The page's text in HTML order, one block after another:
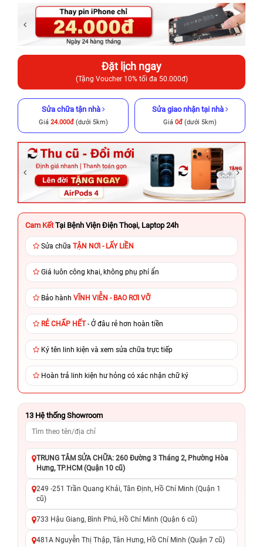
Đặt lịch ngay
(Tặng Voucher 10% tối đa 50.000đ)
Sửa chữa tận nhà
Giá 24.000đ(dưới 5km)
Sửa giao nhận tại nhà
Giá 0đ (dưới 5km)
Cam Kết Tại Bệnh Viện Điện Thoại, Laptop 24h
Sửa chữa TẬN NƠI - LẤY LIỀN
Giá luôn công khai, không phụ phí ẩn
Bảo hành VĨNH VIỄN - BAO RƠI VỠ
RẺ CHẤP HẾT- Ở đâu rẻ hơn hoàn tiền
Ký tên linh kiện và xem sửa chữa trực tiếp
Hoàn trả linh kiện hư hỏng có xác nhận chữ ký
13 Hệ thống Showroom
TRUNG TÂM SỬA CHỮA: 260 Đường 3 Tháng 2, Phường Hòa
Hưng, TP.HCM (Quận 10 cũ)
249 -251 Trần Quang Khải, Tân Định, Hồ Chí Minh (Quận 1
cũ)
733 Hậu Giang, Bình Phú, Hồ Chí Minh (Quận 6 cũ)
481A Nguyễn Thị Thập, Tân Hưng, Hồ Chí Minh (Quận 7 cũ)